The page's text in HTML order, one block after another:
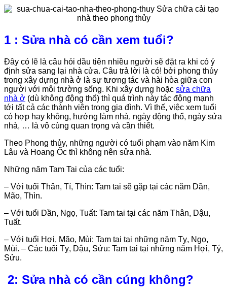
1 : Sửa nhà có cần xem tuổi?
Đây có lẽ là câu hỏi dầu tiên nhiều người sẽ đặt ra khi có ý
định sửa sang lại nhà cửa. Câu trả lời là có! bởi phong thủy
trong xây dựng nhà ở là sự tương tác và hài hòa giữa con
người với môi trường sống. Khi xây dựng hoặc sửa chữa
nhà ở (dù không động thổ) thì quá trình này tác động mạnh
tới tất cả các thành viên trong gia đình. Vì thế, việc xem tuổi
có hợp hay không, hướng làm nhà, ngày động thổ, ngày sửa
nhà, … là vô cùng quan trọng và cần thiết.
Theo Phong thủy, những người có tuổi phạm vào năm Kim
Lâu và Hoang Ốc thì không nên sửa nhà.
Những năm Tam Tai của các tuổi:
– Với tuổi Thân, Tí, Thìn: Tam tai sẽ gặp tại các năm Dần,
Mão, Thìn.
– Với tuổi Dần, Ngọ, Tuất: Tam tai tại các năm Thân, Dậu,
Tuất.
– Với tuổi Hợi, Mão, Mùi: Tam tai tại những năm Tỵ, Ngọ,
Mùi. – Các tuổi Tỵ, Dậu, Sửu: Tam tai tại những năm Hợi, Tý,
Sửu.
2: Sửa nhà có cần cúng không?